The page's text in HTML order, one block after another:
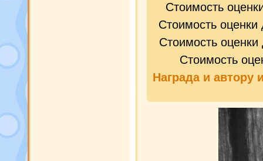
Стоимость
Стоимость
Стоимость
Стоимость
Награда и автору